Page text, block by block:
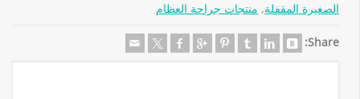
الصغيرة المقفلة, منتجات جراحة العظام
Share: